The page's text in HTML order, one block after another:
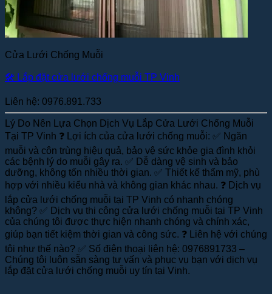
Cửa Lưới Chống Muỗi
🛠️ Lắp đặt cửa lưới chống muỗi TP Vinh
Liên hệ: 0976.891.733
Lý Do Nên Lựa Chọn Dịch Vụ Lắp Cửa Lưới Chống Muỗi
Tại TP Vinh ❓ Lợi ích của cửa lưới chống muỗi: ✅ Ngăn
muỗi và côn trùng hiệu quả, bảo vệ sức khỏe gia đình khỏi
các bệnh lý do muỗi gây ra. ✅ Dễ dàng vệ sinh và bảo
dưỡng, không tốn nhiều thời gian. ✅ Thiết kế thẩm mỹ, phù
hợp với nhiều kiểu nhà và không gian khác nhau. ❓ Dịch vụ
lắp cửa lưới chống muỗi tại TP Vinh có nhanh chóng
không? ✅ Dịch vụ thi công cửa lưới chống muỗi tại TP Vinh
của chúng tôi được thực hiện nhanh chóng và chính xác,
giúp bạn tiết kiệm thời gian và công sức. ❓ Liên hệ với chúng
tôi như thế nào? ✅ Số điện thoại liên hệ: 0976891733 –
Chúng tôi luôn sẵn sàng tư vấn và phục vụ bạn với dịch vụ
lắp đặt cửa lưới chống muỗi uy tín tại Vinh.